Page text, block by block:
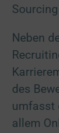
Neben
des
umfasst
allem